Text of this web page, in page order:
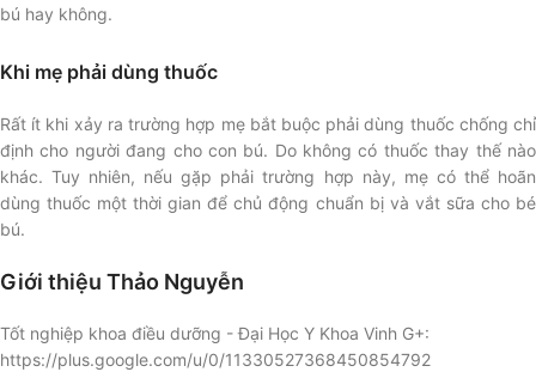
bú hay không.
Khi mẹ phải dùng thuốc
Rất ít khi xảy ra trường hợp mẹ bắt buộc phải dùng thuốc chống chỉ
định cho người đang cho con bú. Do không có thuốc thay thế nào
khác. Tuy nhiên, nếu gặp phải trường hợp này, mẹ có thể hoãn
dùng thuốc một thời gian để chủ động chuẩn bị và vắt sữa cho bé
bú.
Giới thiệu Thảo Nguyễn
Tốt nghiệp khoa điều dưỡng - Đại Học Y Khoa Vinh G+:
https://plus.google.com/u/0/11330527368450854792